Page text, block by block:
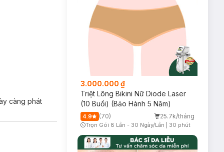
càng phát
3.000.000 ₫
Triệt Lông Bikini Nữ Diode Laser
(10 Buổi) (Bảo Hành 5 Năm)
4.9 (70) 25.7k/tháng
Trọn Gói 8 Lần - 30 Ngày/Lần 30 phút